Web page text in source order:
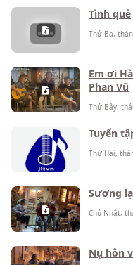
Tình quê
Thứ Ba,
Em ơi
Phan Vũ
Thứ Bảy,
Tuyển
Thứ Hai,
Sương
Chủ Nhật,
Nụ hôn